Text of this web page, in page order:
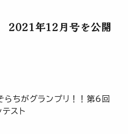
2021年12月号を公開
がグランプリ！！第6回
スト